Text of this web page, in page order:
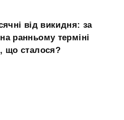
від викидня: за
ранньому терміні
що сталося?